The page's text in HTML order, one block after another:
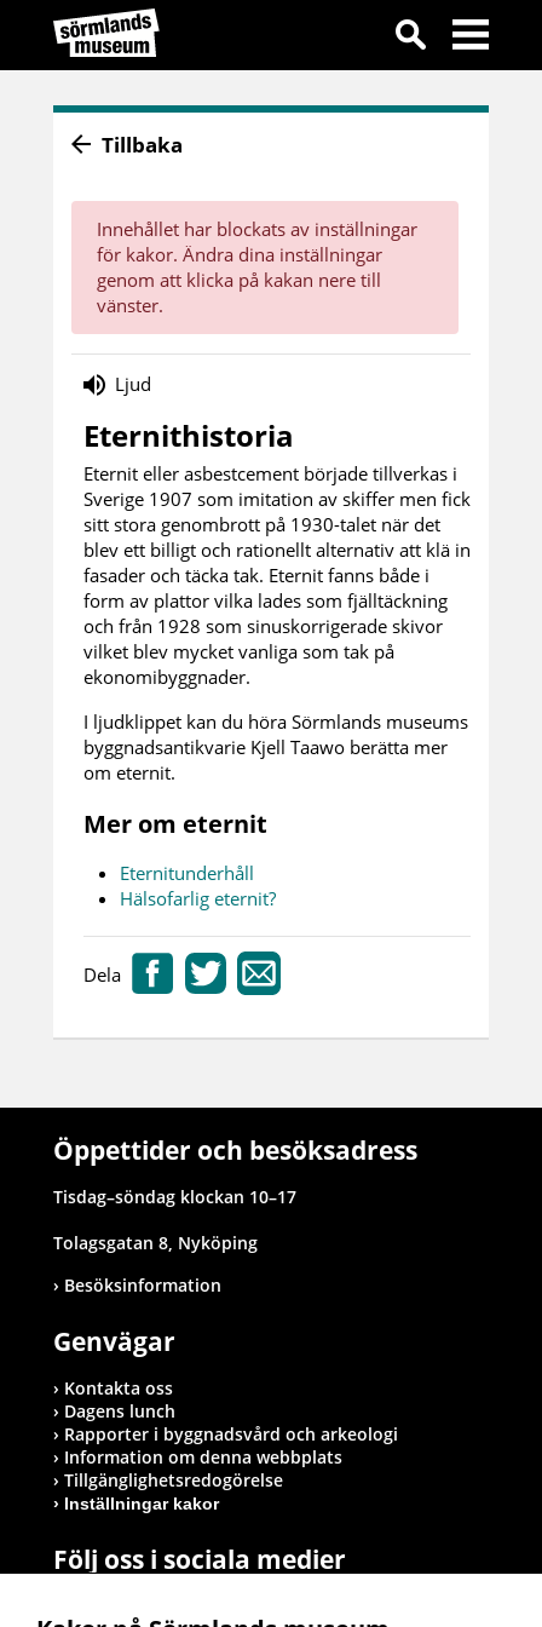
Tillbaka
Innehållet har blockats av inställningar
för kakor. Ändra dina inställningar
genom att klicka på kakan nere till
vänster.
Ljud
Eternithistoria
Eternit eller asbestcement började tillverkas i
Sverige 1907 som imitation av skiffer men fick
sitt stora genombrott på 1930-talet när det
blev ett billigt och rationellt alternativ att klä in
fasader och täcka tak. Eternit fanns både i
form av plattor vilka lades som fjälltäckning
och från 1928 som sinuskorrigerade skivor
vilket blev mycket vanliga som tak på
ekonomibyggnader.
I ljudklippet kan du höra Sörmlands museums
byggnadsantikvarie Kjell Taawo berätta mer
om eternit.
Mer om eternit
Eternitunderhåll
Hälsofarlig eternit?
Dela
Öppettider och besöksadress
Tisdag–söndag klockan 10–17
Tolagsgatan 8, Nyköping
Besöksinformation
Genvägar
Kontakta oss
Dagens lunch
Rapporter i byggnadsvård och arkeologi
Information om denna webbplats
Tillgänglighetsredogörelse
Inställningar kakor
Följ oss i sociala medier